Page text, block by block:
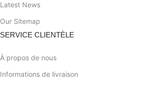
Latest News
Our Sitemap
SERVICE CLIENTÈLE
À propos de nous
Informations de livraison